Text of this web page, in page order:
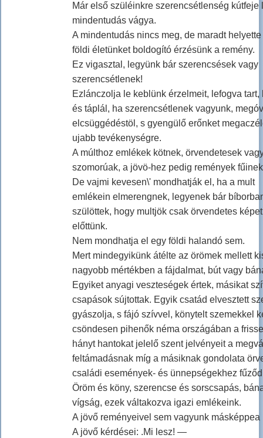
Már első szüléinkre szerencsétlenség kútfeje
mindentudás vágya.
A mindentudás nincs meg, de maradt
földi életünket boldogító érzésünk a remény.
Ez vigasztal, legyünk bár szerencsések vagy
szerencsétlenek!
Ezlánczolja le keblünk érzelmeit, lefogva tart,
és táplál, ha szerencsétlenek vagyunk,
elcsüggédéstöl, s gyengülő erőnket
ujabb tevékenységre.
A múlthoz emlékek kötnek, örvendetesek
szomorúak, a jövö-hez pedig remények
De vajmi kevesen\' mondhatják el, ha a mult
emlékein elmerengnek, legyenek bár
szülöttek, hogy multjök csak örvendetes
előttünk.
Nem mondhatja el egy földi halandó sem.
Mert mindegyikünk átélte az örömek mellett
nagyobb mértékben a fájdalmat, bút vagy
Egyiket anyagi veszteségek értek, másikat
csapások sújtottak. Egyik csatád elvesztett
gyászolja, s fájó szívvel, könytelt szemekkel
csöndesen pihenők néma országában a
hányt hantokat jelelő szent jelvényeit a
feltámadásnak míg a másiknak gondolata
családi események- és ünnepségekhez
Öröm és köny, szerencse és sorscsapás,
vígság, ezek váltakozva igazi emlékeink.
A jövő reményeivel sem vagyunk másképpea
A jövő kérdései: .Mi lesz! —